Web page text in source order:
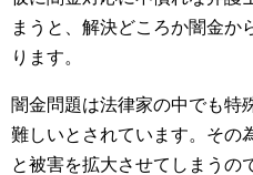
まうと、解決どころか闇金か
ります。
闇金問題は法律家の中でも特
難しいとされています。その
と被害を拡大させてしまうの